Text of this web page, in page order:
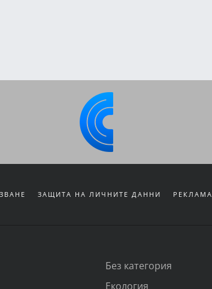
ЗАЩИТА НА ЛИЧНИТЕ ДАННИ РЕКЛАМА
Без категория
Екология